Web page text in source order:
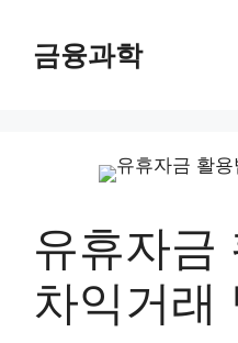
금융과학
유휴자금
차익거래